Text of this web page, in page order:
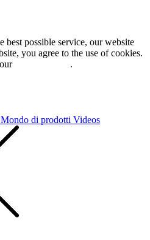
possible service, our website
you agree to the use of cookies.
.
di prodotti Videos